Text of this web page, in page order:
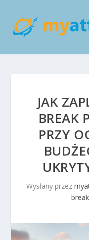
JAK
BREAK
PRZY
Wysłany przez